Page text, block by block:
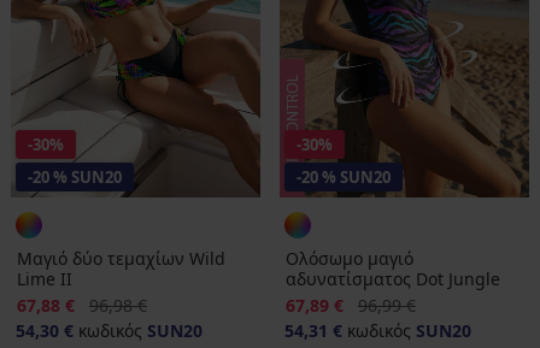
-30%
-20 % SUN20
Μαγιό δύο τεμαχίων Wild
Lime II
Έκπτωση
67,88 € Αρχική τιμή
96,98 €
54,30 € κωδικός SUN20
-30%
-20 % SUN20
Ολόσωμο μαγιό
αδυνατίσματος Dot Jungle
Έκπτωση
67,89 € Αρχική τιμή
96,99 €
54,31 € κωδικός SUN20